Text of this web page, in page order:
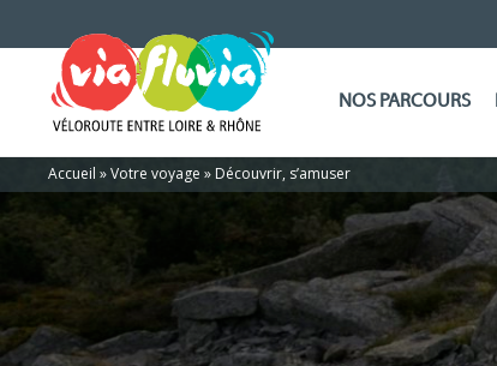
NOS PARCOURS
Accueil »Votre voyage » Découvrir, s’amuser